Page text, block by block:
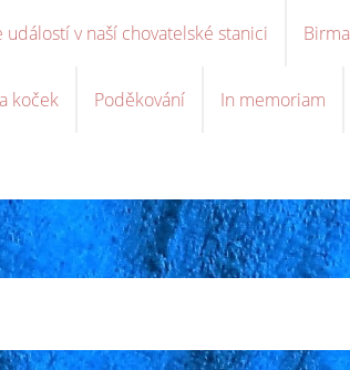
událostí v naší chovatelské stanici Birma
koček Poděkování In memoriam